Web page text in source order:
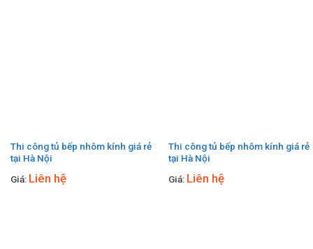
Thi công tủ bếp nhôm kính giá rẻ
tại Hà Nội
Giá: Liên hệ
Thi công tủ bếp nhôm kính giá rẻ
tại Hà Nội
Giá: Liên hệ